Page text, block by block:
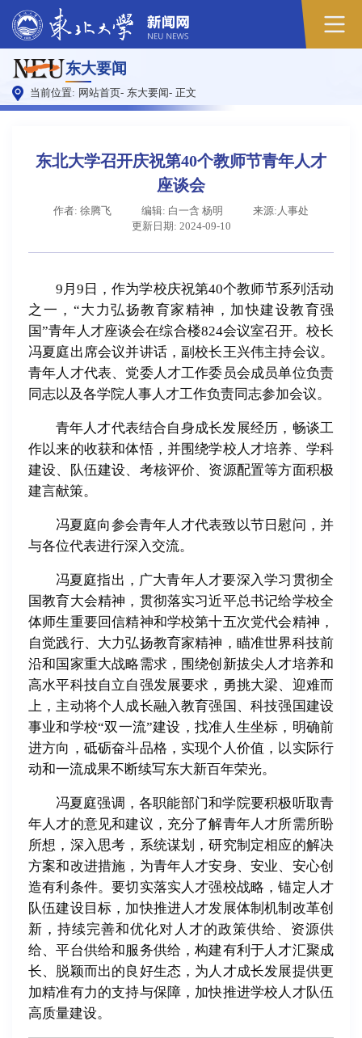
东大要闻
当前位置: 网站首页- 东大要闻- 正文
东北大学召开庆祝第40个教师节青年人才
座谈会
作者: 徐腾飞 编辑: 白一含 杨明
来源:人事处
更新日期: 2024-09-10
9月9日，作为学校庆祝第40个教师节系列活动
之一，“大力弘扬教育家精神，加快建设教育强
国”青年人才座谈会在综合楼824会议室召开。校长
冯夏庭出席会议并讲话，副校长王兴伟主持会议。
青年人才代表、党委人才工作委员会成员单位负责
同志以及各学院人事人才工作负责同志参加会议。
青年人才代表结合自身成长发展经历，畅谈工
作以来的收获和体悟，并围绕学校人才培养、学科
建设、队伍建设、考核评价、资源配置等方面积极
建言献策。
冯夏庭向参会青年人才代表致以节日慰问，并
与各位代表进行深入交流。
冯夏庭指出，广大青年人才要深入学习贯彻全
国教育大会精神，贯彻落实习近平总书记给学校全
体师生重要回信精神和学校第十五次党代会精神，
自觉践行、大力弘扬教育家精神，瞄准世界科技前
沿和国家重大战略需求，围绕创新拔尖人才培养和
高水平科技自立自强发展要求，勇挑大梁、迎难而
上，主动将个人成长融入教育强国、科技强国建设
事业和学校“双一流”建设，找准人生坐标，明确前
进方向，砥砺奋斗品格，实现个人价值，以实际行
动和一流成果不断续写东大新百年荣光。
冯夏庭强调，各职能部门和学院要积极听取青
年人才的意见和建议，充分了解青年人才所需所盼
所想，深入思考，系统谋划，研究制定相应的解决
方案和改进措施，为青年人才安身、安业、安心创
造有利条件。要切实落实人才强校战略，锚定人才
队伍建设目标，加快推进人才发展体制机制改革创
新，持续完善和优化对人才的政策供给、资源供
给、平台供给和服务供给，构建有利于人才汇聚成
长、脱颖而出的良好生态，为人才成长发展提供更
加精准有力的支持与保障，加快推进学校人才队伍
高质量建设。
原